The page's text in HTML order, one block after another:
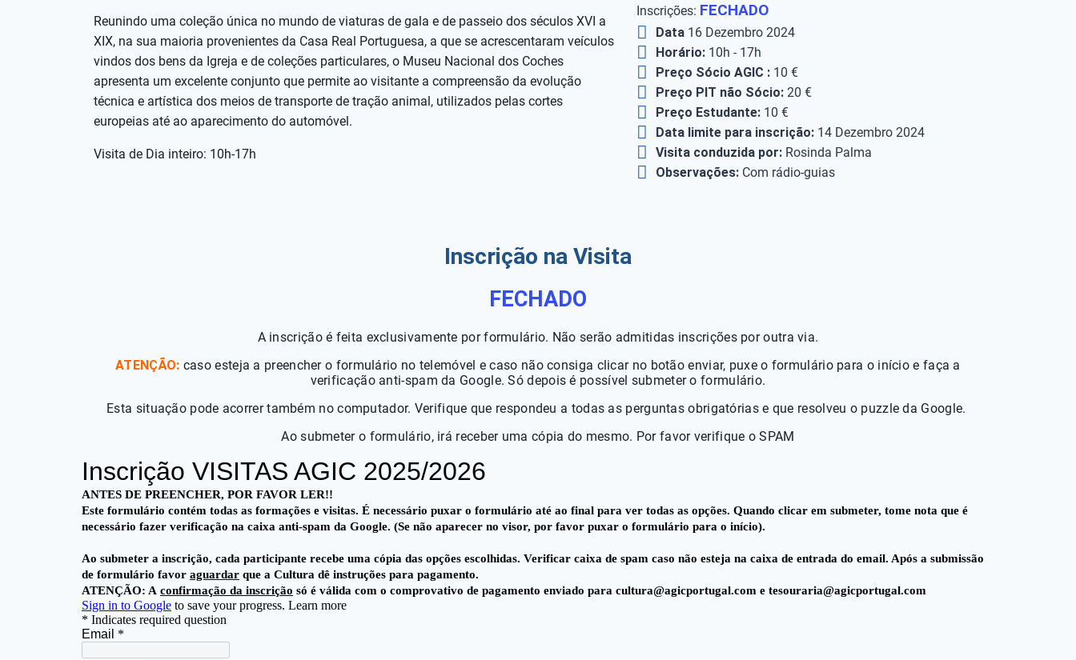
Reunindo uma coleção única no mundo de viaturas de gala e de passeio dos séculos XVI a
XIX, na sua maioria provenientes da Casa Real Portuguesa, a que se acrescentaram veículos
vindos dos bens da Igreja e de coleções particulares, o Museu Nacional dos Coches
apresenta um excelente conjunto que permite ao visitante a compreensão da evolução
técnica e artística dos meios de transporte de tração animal, utilizados pelas cortes
europeias até ao aparecimento do automóvel.
Visita de Dia inteiro: 10h-17h
Inscrições: FECHADO
Data 16 Dezembro 2024
Horário: 10h - 17h
Preço Sócio AGIC : 10 €
Preço PIT não Sócio: 20 €
Preço Estudante: 10 €
Data limite para inscrição: 14 Dezembro 2024
Visita conduzida por: Rosinda Palma
Observações: Com rádio-guias
Inscrição na Visita
FECHADO
A inscrição é feita exclusivamente por formulário. Não serão admitidas inscrições por outra via.
ATENÇÃO: caso esteja a preencher o formulário no telemóvel e caso não consiga clicar no botão enviar, puxe o formulário para o início e faça a
verificação anti-spam da Google. Só depois é possível submeter o formulário.
Esta situação pode acorrer também no computador. Verifique que respondeu a todas as perguntas obrigatórias e que resolveu o puzzle da Google.
Ao submeter o formulário, irá receber uma cópia do mesmo. Por favor verifique o SPAM